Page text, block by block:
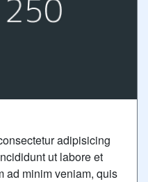
adipisicing
ut labore et
ad minim veniam, quis